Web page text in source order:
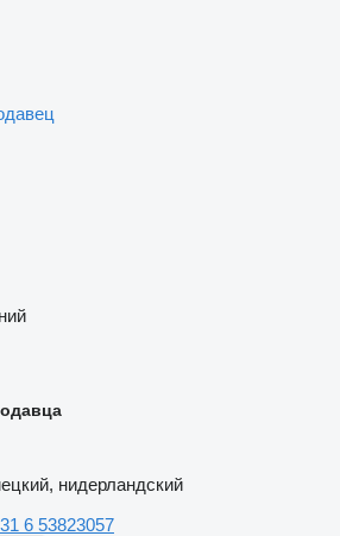
нидерландский
6 53823057